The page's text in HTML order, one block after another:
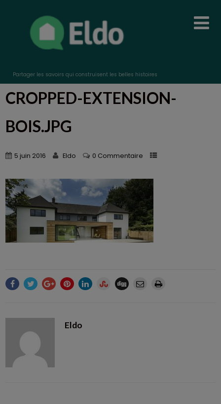
Partager les savoirs qui construisent les belles histoires
CROPPED-EXTENSION-
BOIS.JPG
5 juin 2016 Eldo 0 Commentaire
Eldo